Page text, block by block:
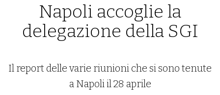
Napoli accoglie la
delegazione della SGI
Il report delle varie riunioni che si sono tenute
a Napoli il 28 aprile